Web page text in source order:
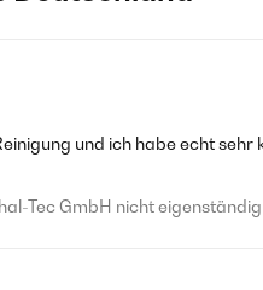
und ich habe echt
Tec GmbH nicht